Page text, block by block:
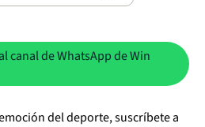
canal de WhatsApp de Win
del deporte, suscríbete a